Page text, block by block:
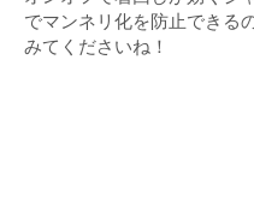
でマンネリ化を防止できる
みてくださいね！